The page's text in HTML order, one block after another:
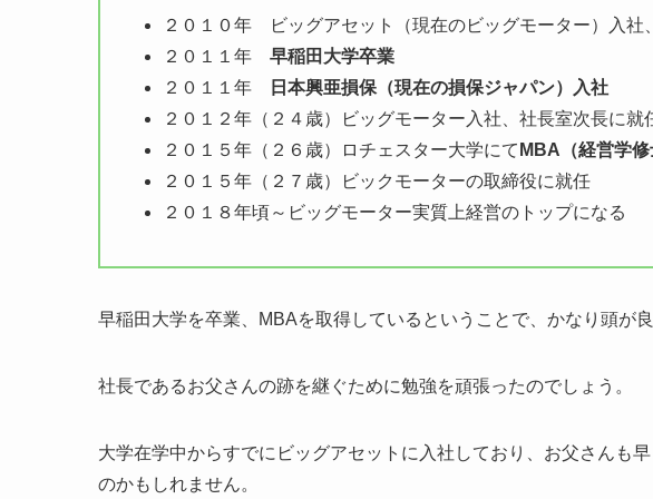
２０１０年 ビッグアセット（現在のビッグモーター）入社
２０１１年 早稲田大学卒業
２０１１年
日本興亜損保（現在の損保ジャパン）入社
２０１２年（２４歳）ビッグモーター入社、社長室次長に就
２０１５年（２６歳）ロチェスター大学にて MBA（経営学
２０１５年（２７歳）ビックモーターの取締役に就任
２０１８年頃～ビッグモーター実質上経営のトップになる
早稲田大学を卒業、MBAを取得しているということで、かなり頭が
社長であるお父さんの跡を継ぐために勉強を頑張ったのでしょう。
大学在学中からすでにビッグアセットに入社しており、お父さんも
のかもしれません。